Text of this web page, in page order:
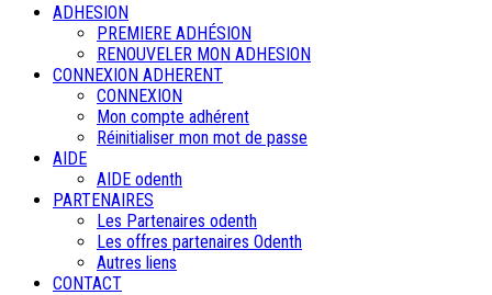
ADHESION
PREMIERE ADHÉSION
RENOUVELER MON ADHESION
CONNEXION ADHERENT
CONNEXION
Mon compte adhérent
Réinitialiser mon mot de passe
AIDE
AIDE odenth
PARTENAIRES
Les Partenaires odenth
Les offres partenaires Odenth
Autres liens
CONTACT